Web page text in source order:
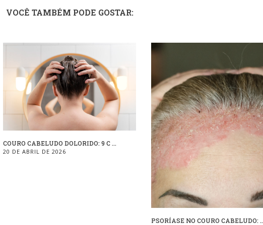
VOCÊ TAMBÉM PODE GOSTAR:
COURO CABELUDO DOLORIDO: 9 C ...
20 DE ABRIL DE 2026
PSORÍASE NO COURO CABELUDO: